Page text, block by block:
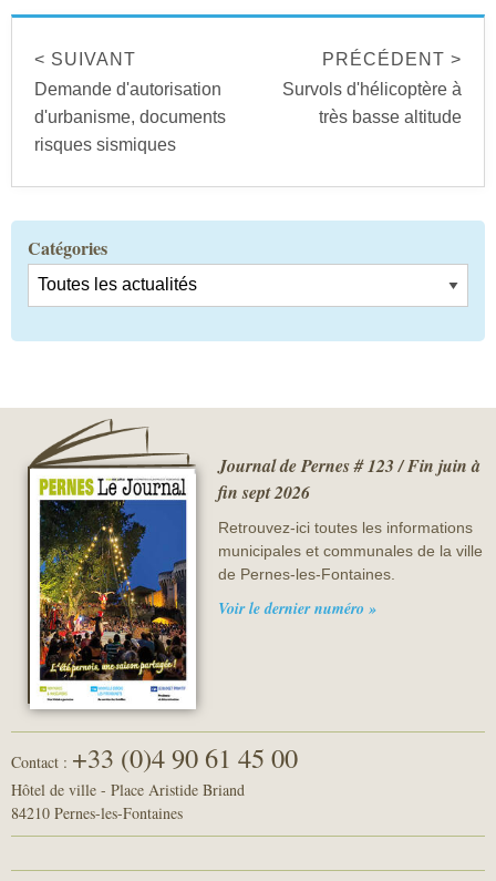
< SUIVANT
Demande d'autorisation
d'urbanisme, documents
risques sismiques
PRÉCÉDENT >
Survols d'hélicoptère à
très basse altitude
Catégories
Journal de Pernes # 123 / Fin juin à
fin sept 2026
Retrouvez-ici toutes les informations
municipales et communales de la ville
de Pernes-les-Fontaines.
Voir le dernier numéro »
Contact : +33 (0)4 90 61 45 00
Hôtel de ville - Place Aristide Briand
84210 Pernes-les-Fontaines